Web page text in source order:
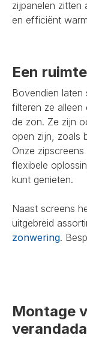
zijpanelen zitten
en efficiënt
Een
Bovendien laten
filteren ze
de zon. Ze zijn
open zijn, zoals
Onze
flexibele
kunt genieten.
Naast screens
uitgebreid
zonwering.
Montage